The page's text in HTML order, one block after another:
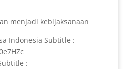
menjadi kebijaksanaan
Indonesia Subtitle :
: